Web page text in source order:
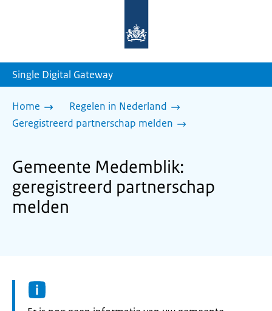
homepage
Single Digital Gateway
Home
Regelen in Nederland
Geregistreerd partnerschap melden
Gemeente Medemblik:
geregistreerd partnerschap
melden